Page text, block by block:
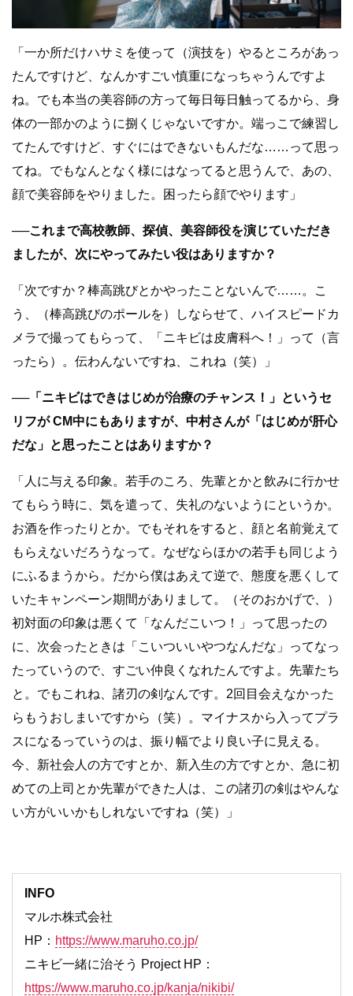
「一か所だけハサミを使って（演技を）やるところがあっ
たんですけど、なんかすごい慎重になっちゃうんですよ
ね。でも本当の美容師の方って毎日毎日触ってるから、身
体の一部かのように捌くじゃないですか。端っこで練習し
てたんですけど、すぐにはできないもんだな……って思っ
てね。でもなんとなく様にはなってると思うんで、あの、
顔で美容師をやりました。困ったら顔でやります」
──これまで高校教師、探偵、美容師役を演じていただき
ましたが、次にやってみたい役はありますか？
「次ですか？棒高跳びとかやったことないんで……。こ
う、（棒高跳びのポールを）しならせて、ハイスピードカ
メラで撮ってもらって、「ニキビは皮膚科へ！」って（言
ったら）。伝わんないですね、これね（笑）」
──「ニキビはできはじめが治療のチャンス！」というセ
リフが CM中にもありますが、中村さんが「はじめが肝心
だな」と思ったことはありますか？
「人に与える印象。若手のころ、先輩とかと飲みに行かせ
てもらう時に、気を遣って、失礼のないようにというか。
お酒を作ったりとか。でもそれをすると、顔と名前覚えて
もらえないだろうなって。なぜならほかの若手も同じよう
にふるまうから。だから僕はあえて逆で、態度を悪くして
いたキャンペーン期間がありまして。（そのおかげで、）
初対面の印象は悪くて「なんだこいつ！」って思ったの
に、次会ったときは「こいついいやつなんだな」ってなっ
たっていうので、すごい仲良くなれたんですよ。先輩たち
と。でもこれね、諸刃の剣なんです。2回目会えなかった
らもうおしまいですから（笑）。マイナスから入ってプラ
スになるっていうのは、振り幅でより良い子に見える。
今、新社会人の方ですとか、新入生の方ですとか、急に初
めての上司とか先輩ができた人は、この諸刃の剣はやんな
い方がいいかもしれないですね（笑）」
INFO
マルホ株式会社
HP： https://www.maruho.co.jp/
ニキビ一緒に治そう Project HP：
https://www.maruho.co.jp/kanja/nikibi/